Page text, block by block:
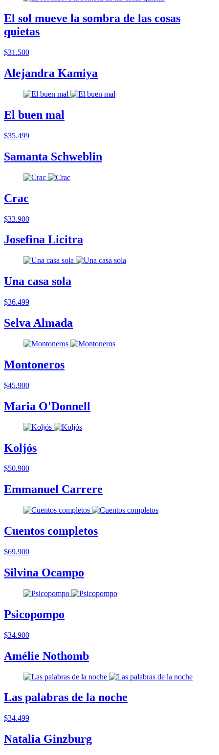
El sol mueve la sombra de las cosas
quietas
$31.500
Alejandra Kamiya
El buen mal
$35.499
Samanta Schweblin
Crac
$33.900
Josefina Licitra
Una casa sola
$36.499
Selva Almada
Montoneros
$45.900
Maria O'Donnell
Koljós
$50.900
Emmanuel Carrere
Cuentos completos
$69.900
Silvina Ocampo
Psicopompo
$34.900
Amélie Nothomb
Las palabras de la noche
$34.499
Natalia Ginzburg